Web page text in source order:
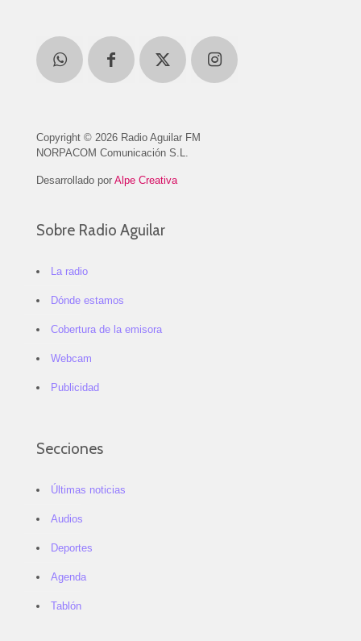
Copyright © 2026 Radio Aguilar FM
NORPACOM Comunicación S.L.
Desarrollado por Alpe Creativa
Sobre Radio Aguilar
La radio
Dónde estamos
Cobertura de la emisora
Webcam
Publicidad
Secciones
Últimas noticias
Audios
Deportes
Agenda
Tablón